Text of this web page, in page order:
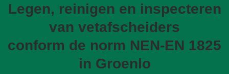
Legen, reinigen en inspecteren
van vetafscheiders
conform de norm NEN-EN 1825
in Groenlo